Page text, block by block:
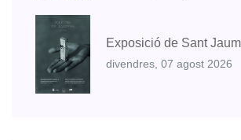
Exposició de Sant
divendres, 07 agost 2026